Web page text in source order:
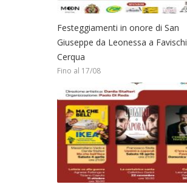
Festeggiamenti in onore di San
Giuseppe da Leonessa a
Cerqua
Fino al 17/08